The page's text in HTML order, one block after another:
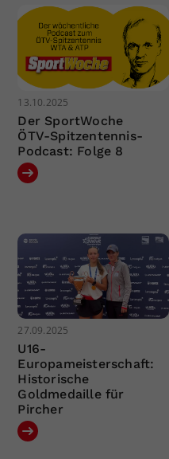
13.10.2025
Der SportWoche
ÖTV-Spitzentennis-
Podcast: Folge 8
27.09.2025
U16-
Europameisterschaft:
Historische
Goldmedaille für
Pircher